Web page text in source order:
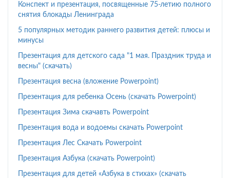
Конспект и презентация, посвященные 75-летию полного
снятия блокады Ленинграда
5 популярных методик раннего развития детей: плюсы и
минусы
Презентация для детского сада "1 мая. Праздник труда и
весны" (скачать)
Презентация весна (вложение Powerpoint)
Презентация для ребенка Осень (скачать Powerpoint)
Презентация Зима скачавть Powerpoint
Презентация вода и водоемы скачать Powerpoint
Презентация Лес Скачать Powerpoint
Презентация Азбука (скачать Powerpoint)
Презентация для детей «Азбука в стихах» (скачать